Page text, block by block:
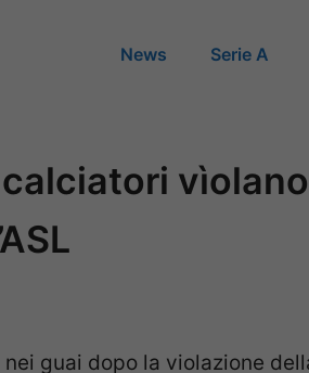
News Serie A
vìolano
guai dopo la violazione